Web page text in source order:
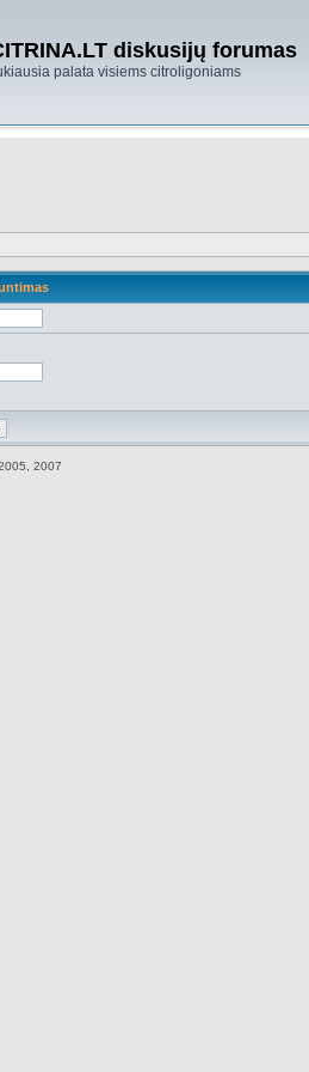
diskusijų forumas
palata visiems citroligoniams
2007